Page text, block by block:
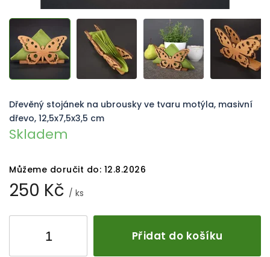
250 Kč / ks
Skladem
Můžeme doručit do: 12.8.2026
Přidat do košíku
Dřevěný stojánek na ubrousky ve tvaru motýla, masivní
dřevo, 12,5x7,5x3,5 cm